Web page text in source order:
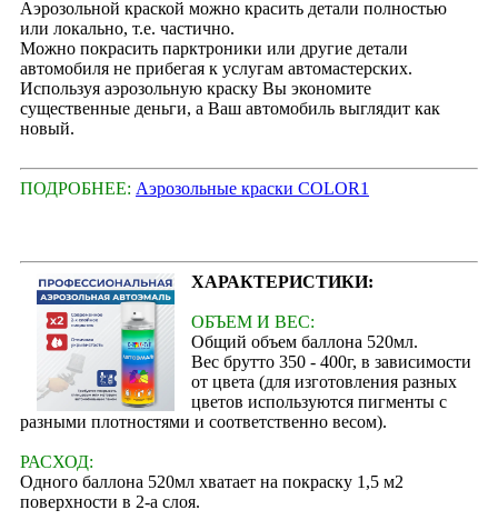
Аэрозольной краской можно красить детали полностью
или локально, т.е. частично.
Можно покрасить парктроники или другие детали
автомобиля не прибегая к услугам автомастерских.
Используя аэрозольную краску Вы экономите
существенные деньги, а Ваш автомобиль выглядит как
новый.
ПОДРОБНЕЕ: Аэрозольные краски COLOR1
ХАРАКТЕРИСТИКИ:
ОБЪЕМ И ВЕС:
Общий объем баллона 520мл.
Вес брутто 350 - 400г, в зависимости
от цвета (для изготовления разных
цветов используются пигменты с
разными плотностями и соответственно весом).
РАСХОД:
Одного баллона 520мл хватает на покраску 1,5 м2
поверхности в 2-а слоя.